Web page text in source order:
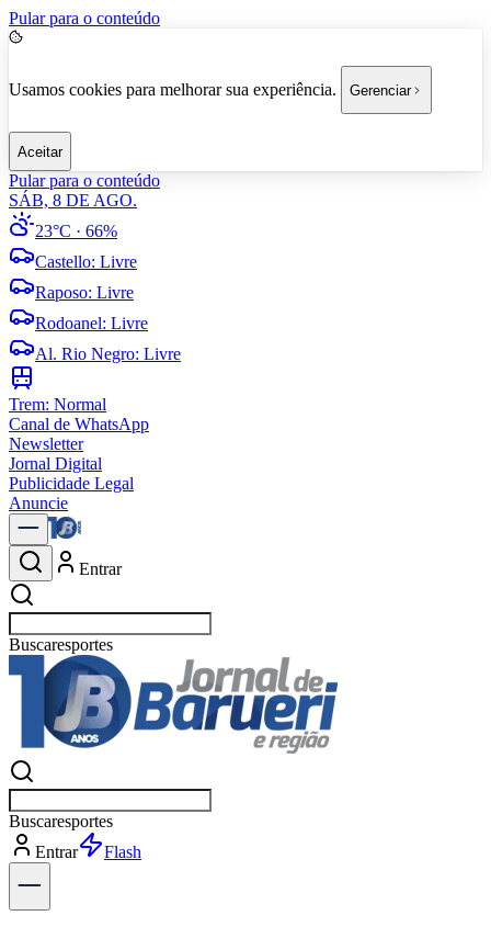
Pular para o conteúdo
Usamos cookies para melhorar sua experiência. Gerenciar
Aceitar
Pular para o conteúdo
SÁB, 8 DE AGO.
23°C · 66%
Castello: Livre
Raposo: Livre
Rodoanel: Livre
Al. Rio Negro: Livre
Trem: Normal
Canal de WhatsApp
Newsletter
Jornal Digital
Publicidade Legal
Anuncie
Entrar
Buscarpolítica
Buscarpolítica
Entrar
Explorar